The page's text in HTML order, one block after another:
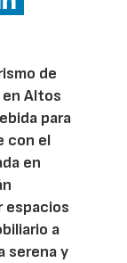
de
en Altos
para
con el
en
espacios
a
serena y